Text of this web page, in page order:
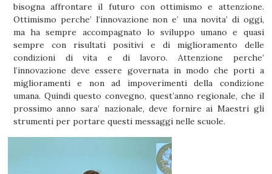
bisogna affrontare il futuro con ottimismo e attenzione.
Ottimismo perche’ l’innovazione non e’ una novita’ di oggi,
ma ha sempre accompagnato lo sviluppo umano e quasi
sempre con risultati positivi e di miglioramento delle
condizioni di vita e di lavoro. Attenzione perche’
l’innovazione deve essere governata in modo che porti a
miglioramenti e non ad impoverimenti della condizione
umana. Quindi questo convegno, quest’anno regionale, che il
prossimo anno sara’ nazionale, deve fornire ai Maestri gli
strumenti per portare questi messaggi nelle scuole.